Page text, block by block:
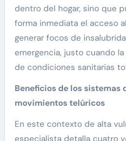
dentro del hogar, sino que
forma inmediata el acceso
generar focos de
emergencia, justo cuando
de condiciones sanitarias
Beneficios de los sistemas
movimientos telúricos
En este contexto de alta
especialista detalla cuatro